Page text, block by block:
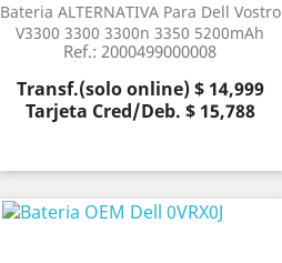
Bateria ALTERNATIVA Para Dell Vostro
V3300 3300 3300n 3350 5200mAh
Ref.: 2000499000008
Precio
Transf.(solo online) $ 14,999
Tarjeta Cred/Deb. $ 15,788
Vista rápida